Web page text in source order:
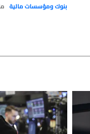
بنوك ومؤسسات مالية